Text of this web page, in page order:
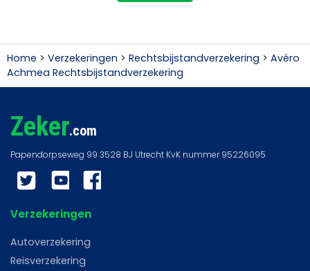
Home > Verzekeringen > Rechtsbijstandverzekering > Avéro
Achmea Rechtsbijstandverzekering
Zeker.com
Twitter YouTube
Verzekeringen
Autoverzekering
Reisverzekering